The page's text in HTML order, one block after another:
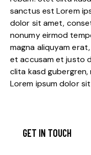
sanctus est Lorem
dolor sit amet,
nonumy eirmod
magna aliquyam
et accusam et justo
clita kasd
Lorem ipsum dolor
GET IN TOUCH